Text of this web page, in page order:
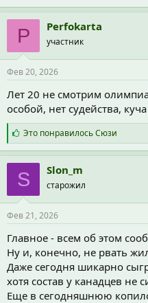
P Perfokarta
участник
Фев 20, 2026
Лет 20 не смотрим
особой, нет судейства,
С
и
м
п
а
т
и
:
Это понравилосьСюзи
S Slon_m
старожил
Фев 21, 2026
Главное - всем об этом
Ну и, конечно, не рвать
Даже сегодня шикарно
хотя состав у канадцев не
Еще в сегодняшнюю